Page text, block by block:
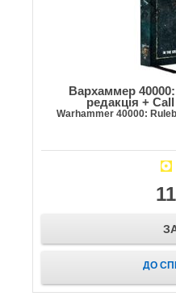
Вархаммер
редакція +
Warhammer 40000:
ДО